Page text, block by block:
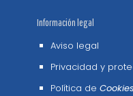
Información legal
Aviso legal
Privacidad y
Política de Cookies